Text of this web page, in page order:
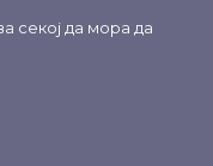
секој да мора да